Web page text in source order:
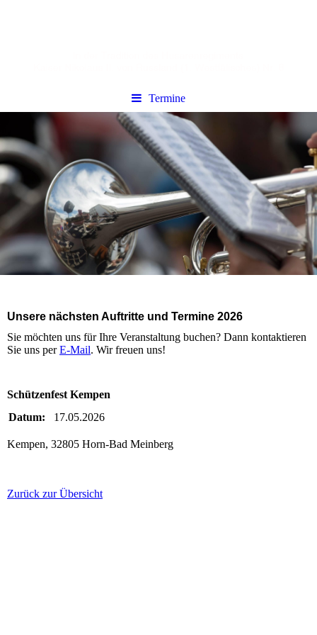
Termine
Unsere nächsten Auftritte und Termine 2026
Sie möchten uns für Ihre Veranstaltung buchen? Dann kontaktieren
Sie uns perE-Mail. Wir freuen uns!
Schützenfest Kempen
Datum:
17.05.2026
Kempen, 32805 Horn-Bad Meinberg
Zurück zur Übersicht